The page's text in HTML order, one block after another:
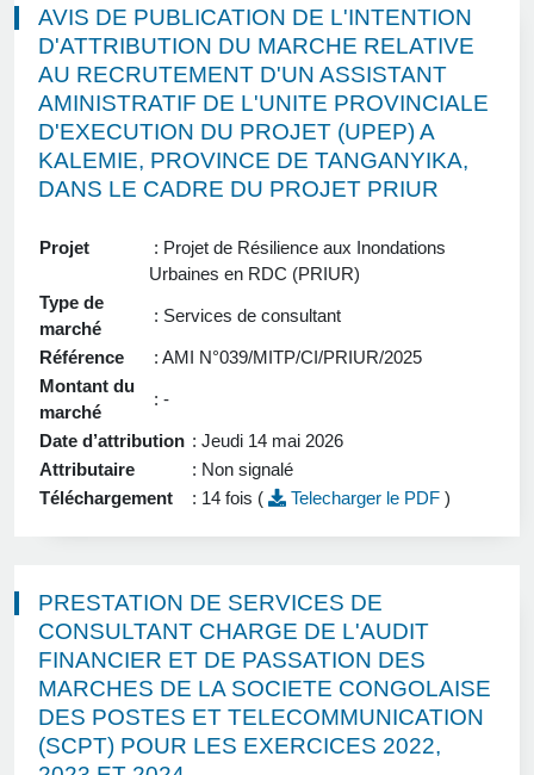
AVIS DE PUBLICATION DE L'INTENTION
D'ATTRIBUTION DU MARCHE RELATIVE
AU RECRUTEMENT D'UN ASSISTANT
AMINISTRATIF DE L'UNITE PROVINCIALE
D'EXECUTION DU PROJET (UPEP) A
KALEMIE, PROVINCE DE TANGANYIKA,
DANS LE CADRE DU PROJET PRIUR
Projet
: Projet de Résilience aux Inondations
Urbaines en RDC (PRIUR)
Type de
marché
: Services de consultant
Référence
: AMI N°039/MITP/CI/PRIUR/2025
Montant du
marché
: -
Date d’attribution : Jeudi 14 mai 2026
Attributaire
: Non signalé
Téléchargement
: 14 fois ( Telecharger le PDF )
PRESTATION DE SERVICES DE
CONSULTANT CHARGE DE L'AUDIT
FINANCIER ET DE PASSATION DES
MARCHES DE LA SOCIETE CONGOLAISE
DES POSTES ET TELECOMMUNICATION
(SCPT) POUR LES EXERCICES 2022,